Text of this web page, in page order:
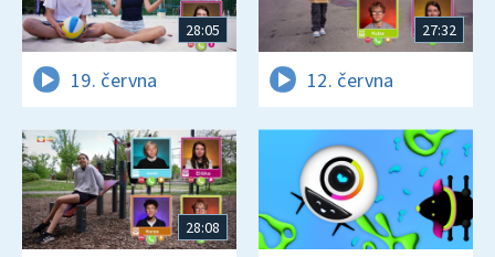
28:05
19. června
27:32
12. června
28:08